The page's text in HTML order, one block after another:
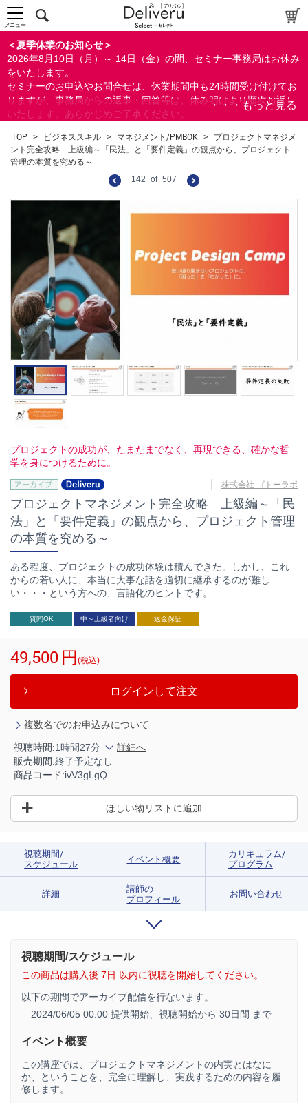
＜夏季休業のお知らせ＞
2026年8月10日（月）～ 14日（金）の間、セミナー事務局はお休み
をいたします。
セミナーのお申込やお問合せは、休業期間中も24時間受け付けてお
りますが、事務局からの返事・回答等は、休み明けより順次お返し
いたします。あらかじめご了承ください。
ができます。
メニュー
TOP > ビジネススキル > マネジメント/PMBOK >
プロジェクトマネジメ
ント完全攻略 上級編～「民法」と「要件定義」の観点から、プロジェクト
管理の本質を究める～
142 of 507
プロジェクトの成功が、たまたまでなく、再現できる、確かな哲
学を身につけるために。
株式会社 ゴトーラボ
プロジェクトマネジメント完全攻略 上級編～「民
法」と「要件定義」の観点から、プロジェクト管理
の本質を究める～
ある程度、プロジェクトの成功体験は積んできた。しかし、これ
からの若い人に、本当に大事な話を適切に継承するのが難し
い・・・という方への、言語化のヒントです。
質問OK 中～上級者向け 返金保証
49,500 円 (税込)
ログインして注文
複数名でのお申込みについて
視聴時間:1時間27分
詳細へ
販売期間:終了予定なし
商品コード:ivV3gLgQ
ほしい物リストに追加
視聴期間/
スケジュール
イベント概要
カリキュラム/
プログラム
詳細
講師の
プロフィール
お問い合わせ
視聴期間/スケジュール
この商品は購入後 7日 以内に視聴を開始してください。
以下の期間でアーカイブ配信を行ないます。
2024/06/05 00:00 提供開始、 視聴開始から 30日間 まで
イベント概要
この講座では、プロジェクトマネジメントの内実とはなに
か、ということを、完全に理解し、実践するための内容を履
修します。